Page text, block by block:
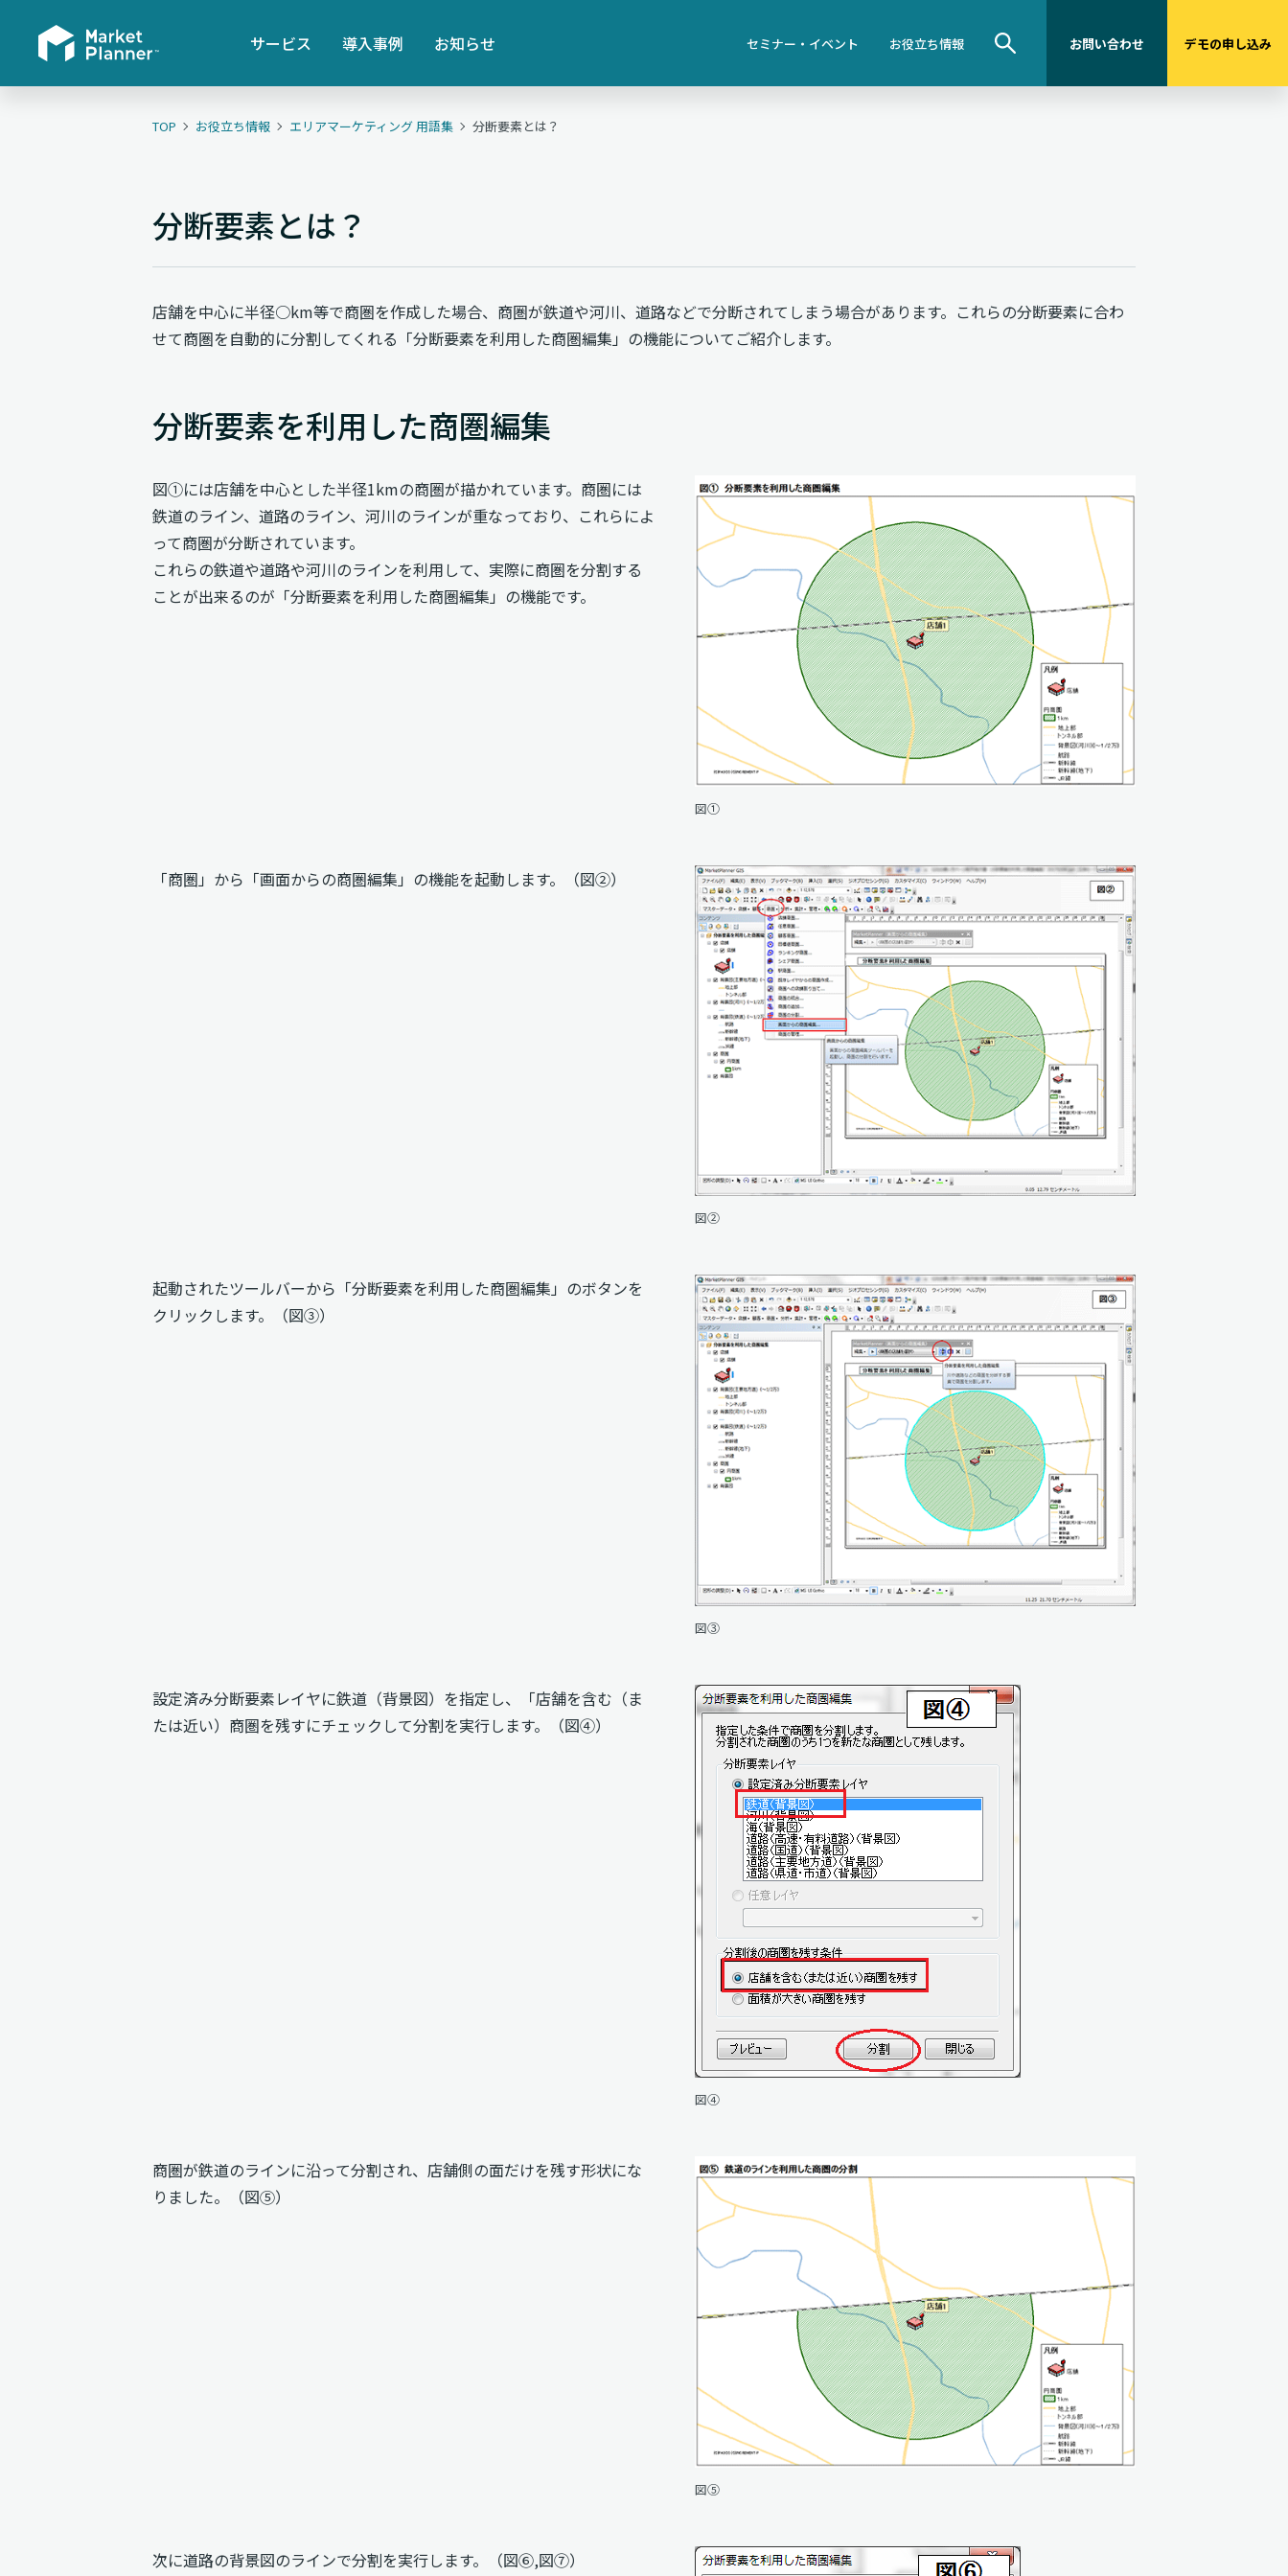
サービス 導入事例 お知らせ セミナー・イベント お役立ち情報 お問い合わせ デモの申し込み
TOP お役立ち情報 エリアマーケティング 用語集 分断要素とは？
分断要素とは？
店舗を中心に半径○km等で商圏を作成した場合、商圏が鉄道や河川、道路などで分断されてしまう場合があります。これらの分断要素に合わ
せて商圏を自動的に分割してくれる「分断要素を利用した商圏編集」の機能についてご紹介します。
分断要素を利用した商圏編集
図①には店舗を中心とした半径1kmの商圏が描かれています。商圏には
鉄道のライン、道路のライン、河川のラインが重なっており、これらによ
って商圏が分断されています。
これらの鉄道や道路や河川のラインを利用して、実際に商圏を分割する
ことが出来るのが「分断要素を利用した商圏編集」の機能です。
図①
「商圏」から「画面からの商圏編集」の機能を起動します。（図②）
図②
起動されたツールバーから「分断要素を利用した商圏編集」のボタンを
クリックします。（図③）
図③
設定済み分断要素レイヤに鉄道（背景図）を指定し、「店舗を含む（ま
たは近い）商圏を残すにチェックして分割を実行します。（図④）
図④
商圏が鉄道のラインに沿って分割され、店舗側の面だけを残す形状にな
りました。（図⑤）
図⑤
次に道路の背景図のラインで分割を実行します。（図⑥,図⑦）